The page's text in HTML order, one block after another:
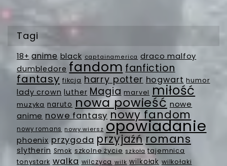
Tagi
18+ anime black captainamerica draco malfoy
dumbledore fandom fanfiction
fantasy fikcja harry potter hogwart humor
lady crown luther Magia marvel miłość
muzyka naruto nowa powieść nowe
anime nowe fantasy nowy fandom
nowy romans nowy wiersz opowiadanie
phoenix przygoda przyjaźń romans
slytherin Smok szkolne życie szkoła tajemnica
tonystark walka wilczyca wilk wilkołak wilkołaki